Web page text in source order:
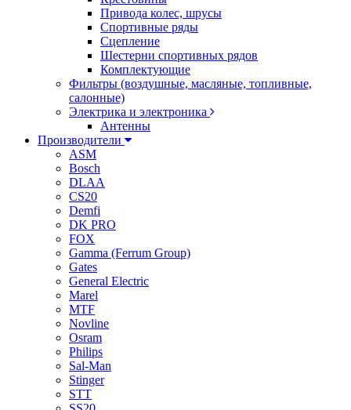
Привода колес, шрусы
Спортивные ряды
Сцепление
Шестерни спортивных рядов
Комплектующие
Фильтры (воздушные, масляные, топливные,
салонные)
Электрика и электроника
Антенны
Производители
ASM
Bosch
DLAA
CS20
Demfi
DK PRO
FOX
Gamma (Ferrum Group)
Gates
General Electric
Marel
MTF
Novline
Osram
Philips
Sal-Man
Stinger
STT